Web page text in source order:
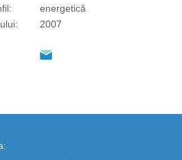
energetică
2007